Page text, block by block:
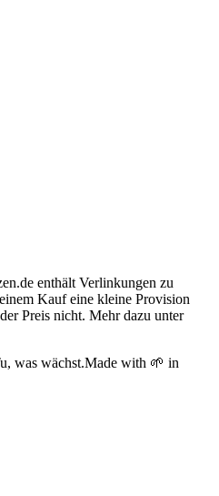
enthält Verlinkungen zu
Kauf eine kleine Provision
Preis nicht. Mehr dazu unter
was wächst.Made with 🌱 in